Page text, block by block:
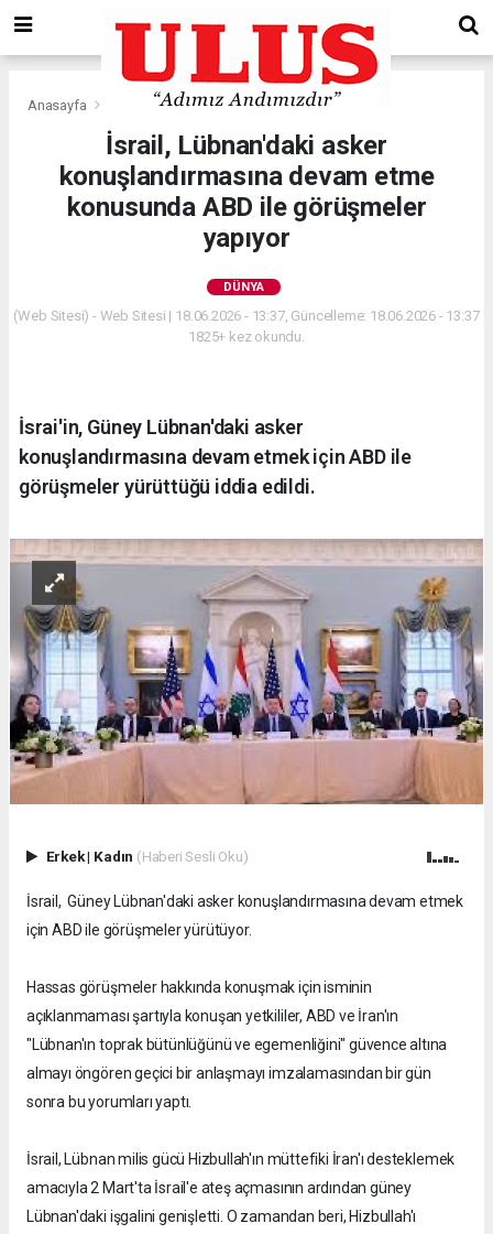
Anasayfa
İsrail, Lübnan'daki asker
konuşlandırmasına devam etme
konusunda ABD ile görüşmeler
yapıyor
DÜNYA
(Web Sitesi) - Web Sitesi | 18.06.2026 - 13:37, Güncelleme: 18.06.2026 - 13:37
1825+ kez okundu.
İsrai'in, Güney Lübnan'daki asker
konuşlandırmasına devam etmek için ABD ile
görüşmeler yürüttüğü iddia edildi.
Erkek| Kadın (Haberi Sesli Oku)
İsrail, Güney Lübnan'daki asker konuşlandırmasına devam etmek
için ABD ile görüşmeler yürütüyor.
Hassas görüşmeler hakkında konuşmak için isminin
açıklanmaması şartıyla konuşan yetkililer, ABD ve İran'ın
"Lübnan'ın toprak bütünlüğünü ve egemenliğini" güvence altına
almayı öngören geçici bir anlaşmayı imzalamasından bir gün
sonra bu yorumları yaptı.
İsrail, Lübnan milis gücü Hizbullah'ın müttefiki İran'ı desteklemek
amacıyla 2 Mart'ta İsrail'e ateş açmasının ardından güney
Lübnan'daki işgalini genişletti. O zamandan beri, Hizbullah'ı